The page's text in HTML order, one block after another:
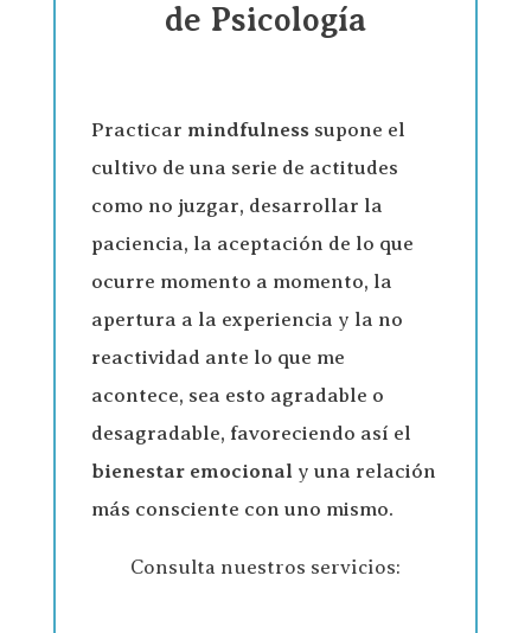
de Psicología
Practicar mindfulnesssupone el
cultivo de una serie de actitudes
como no juzgar, desarrollar la
paciencia, la aceptación de lo que
ocurre momento a momento, la
apertura a la experiencia y la no
reactividad ante lo que me
acontece, sea esto agradable o
desagradable, favoreciendo así el
bienestar emocionaly una relación
más consciente con uno mismo.
Consulta nuestros servicios: